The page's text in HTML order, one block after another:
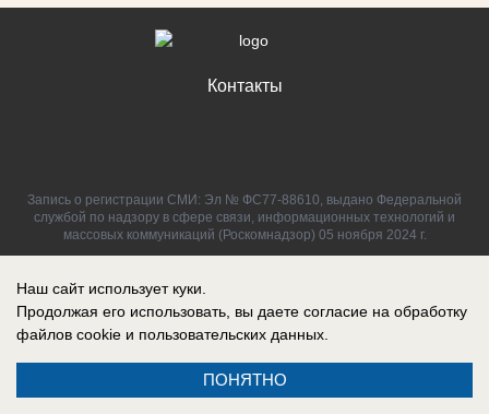
Контакты
Запись о регистрации СМИ: Эл № ФС77-88610, выдано Федеральной
службой по надзору в сфере связи, информационных технологий и
массовых коммуникаций (Роскомнадзор) 05 ноября 2024 г.
Наш сайт использует куки.
Продолжая его использовать, вы даете согласие на обработку
файлов cookie и пользовательских данных.
ПОНЯТНО